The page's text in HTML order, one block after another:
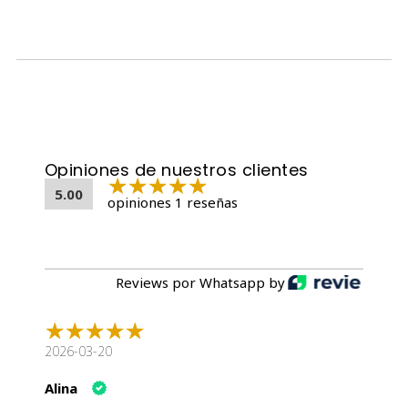
🍼 Ideal como primer alimento para gatitos en transición
despacho a todo Chile 📦🐱
Opiniones de nuestros clientes
5.00 opiniones 1 reseñas
Reviews por Whatsapp by
2026-03-20
Alina